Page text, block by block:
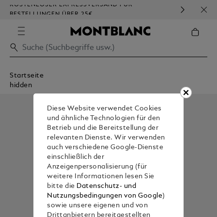
KOSTENLOSER EXPRESSVERSAND FÜR
BESTELLUNGEN ÜBER 25€
Startseite
hidden
Diese Website verwendet Cookies
und ähnliche Technologien für den
Betrieb und die Bereitstellung der
relevanten Dienste. Wir verwenden
auch verschiedene Google-Dienste
einschließlich der
Anzeigenpersonalisierung (für
weitere Informationen lesen Sie
bitte die Datenschutz- und
Nutzungsbedingungen von Google)
sowie unsere eigenen und von
Drittanbietern bereitgestellten